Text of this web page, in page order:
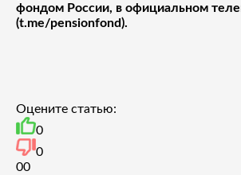
фондом России, в официальном
(t.me/pensionfond).
Оцените статью:
0
0
00